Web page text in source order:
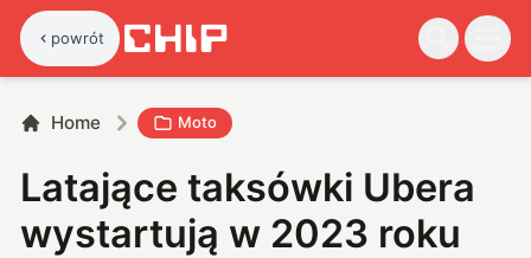
powrót
Home Moto
Latające taksówki Ubera
wystartują w 2023 roku